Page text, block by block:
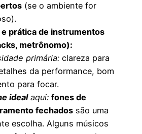
(se o ambiente for
e prática de instrumentos
metrônomo):
primária: clareza para
da performance, bom
para focar.
idealaqui: fones de
fechados são uma
escolha. Alguns músicos